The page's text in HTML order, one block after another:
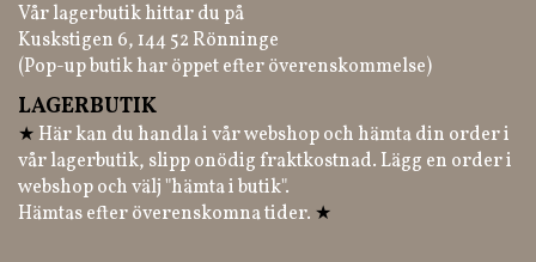
Vår lagerbutik hittar du på
Kuskstigen 6, 144 52 Rönninge
(Pop-up butik har öppet efter överenskommelse)
LAGERBUTIK
★ Här kan du handla i vår webshop och hämta din order i
vår lagerbutik, slipp onödig fraktkostnad. Lägg en order i
webshop och välj "hämta i butik".
Hämtas efter överenskomna tider. ★